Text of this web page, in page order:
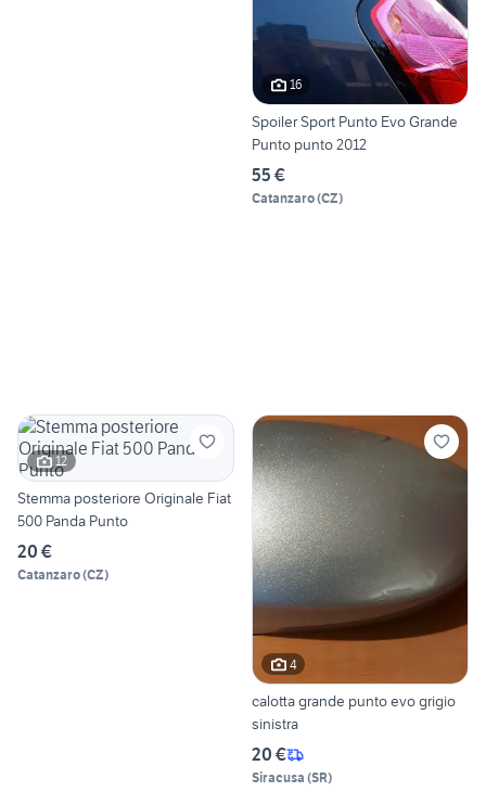
16
Spoiler Sport Punto Evo Grande
Punto punto 2012
55 €
Catanzaro(CZ)
12
Stemma posteriore Originale Fiat
500 Panda Punto
20 €
Catanzaro(CZ)
4
calotta grande punto evo grigio
sinistra
20 €
Siracusa (SR)